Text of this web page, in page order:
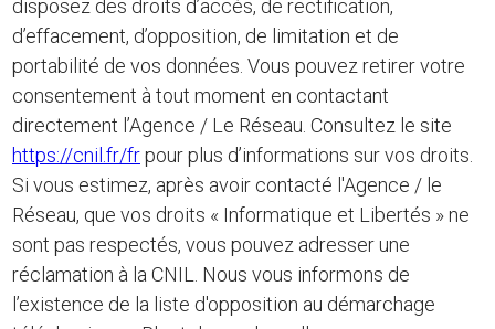
disposez des droits d’accès, de rectification,
d’effacement, d’opposition, de limitation et de
portabilité de vos données. Vous pouvez retirer votre
consentement à tout moment en contactant
directement l’Agence / Le Réseau. Consultez le site
https://cnil.fr/frpour plus d’informations sur vos droits.
Si vous estimez, après avoir contacté l'Agence / le
Réseau, que vos droits « Informatique et Libertés » ne
sont pas respectés, vous pouvez adresser une
réclamation à la CNIL. Nous vous informons de
l’existence de la liste d'opposition au démarchage